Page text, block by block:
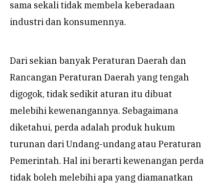
sama sekali tidak membela keberadaan
industri dan konsumennya.
Dari sekian banyak Peraturan Daerah dan
Rancangan Peraturan Daerah yang tengah
digogok, tidak sedikit aturan itu dibuat
melebihi kewenangannya. Sebagaimana
diketahui, perda adalah produk hukum
turunan dari Undang-undang atau Peraturan
Pemerintah. Hal ini berarti kewenangan perda
tidak boleh melebihi apa yang diamanatkan